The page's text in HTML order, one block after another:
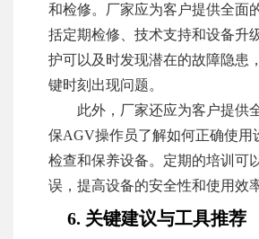
和检修。厂家应为客户提供全面
括定期检修、技术支持和设备升
护可以及时发现潜在的故障隐患
键时刻出现问题。
此外，厂家还应为客户提供
保AGV操作员了解如何正确使用
检查和保养设备。定期的培训可
误，提高设备的安全性和使用效率
6. 关键建议与工具推荐